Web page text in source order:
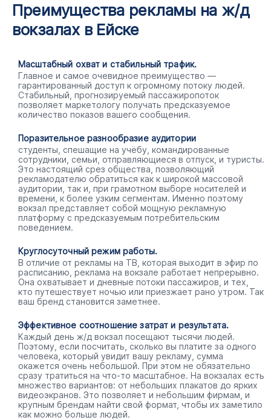
Преимущества рекламы на ж/д
вокзалах в Ейске
Масштабный охват и стабильный трафик.
Главное и самое очевидное преимущество —
гарантированный доступ к огромному потоку людей.
Стабильный, прогнозируемый пассажиропоток
позволяет маркетологу получать предсказуемое
количество показов вашего сообщения.
Поразительное разнообразие аудитории
студенты, спешащие на учёбу, командированные
сотрудники, семьи, отправляющиеся в отпуск, и туристы.
Это настоящий срез общества, позволяющий
рекламодателю обратиться как к широкой массовой
аудитории, так и, при грамотном выборе носителей и
времени, к более узким сегментам. Именно поэтому
вокзал представляет собой мощную рекламную
платформу с предсказуемым потребительским
поведением.
Круглосуточный режим работы.
В отличие от рекламы на ТВ, которая выходит в эфир по
расписанию, реклама на вокзале работает непрерывно.
Она охватывает и дневные потоки пассажиров, и тех,
кто путешествует ночью или приезжает рано утром. Так
ваш бренд становится заметнее.
Эффективное соотношение затрат и результата.
Каждый день ж/д вокзал посещают тысячи людей.
Поэтому, если посчитать, сколько вы платите за одного
человека, который увидит вашу рекламу, сумма
окажется очень небольшой. При этом не обязательно
сразу тратиться на что-то масштабное. На вокзалах есть
множество вариантов: от небольших плакатов до ярких
видеоэкранов. Это позволяет и небольшим фирмам, и
крупным брендам найти свой формат, чтобы их заметило
как можно больше людей.